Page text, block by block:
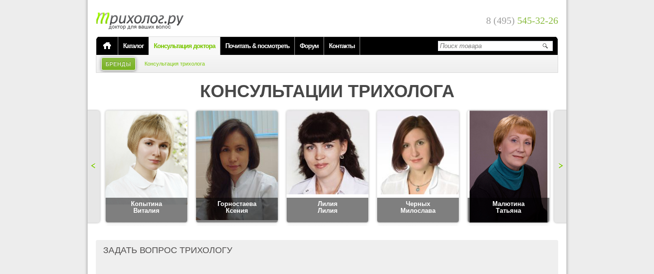
8 (495) 545-32-26
Каталог Консультация доктора Почитать & посмотреть Форум Контакты
БРЕНДЫ Консультация трихолога
КОНСУЛЬТАЦИИ ТРИХОЛОГА
Копытина
Виталия
Горностаева
Ксения
Лилия
Лилия
Черных
Милослава
Малютина
Татьяна
ЗАДАТЬ ВОПРОС ТРИХОЛОГУ